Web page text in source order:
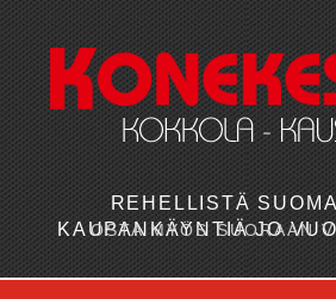
REHELLISTÄ
KAUPANKÄYNTIÄ JO
OSTA MYÖS SUORAAN